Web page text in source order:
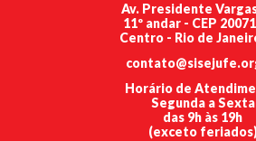
Av. Presidente
11º andar - CEP
Centro - Rio de
Horário de
Segunda a Sexta
das 9h às 19h
(exceto